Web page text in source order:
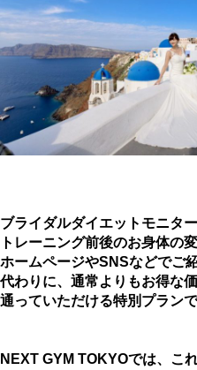
ブライダルダイエットモニター
トレーニング前後のお身体の
ホームページやSNSなどでご
代わりに、通常よりもお得な
通っていただける特別プラン
NEXT GYM TOKYOでは、こ